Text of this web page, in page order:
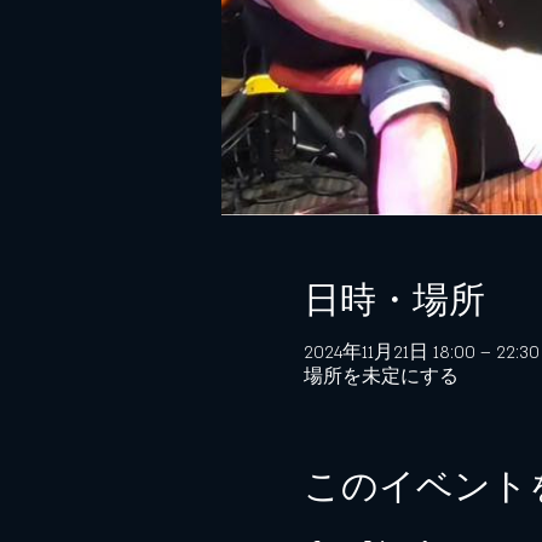
日時・場所
2024年11月21日 18:00 – 22:30
場所を未定にする
このイベント